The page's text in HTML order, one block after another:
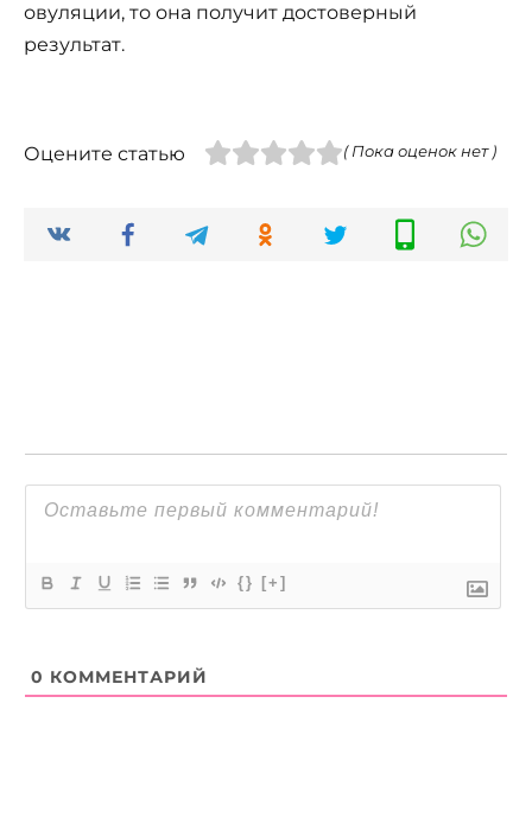
овуляции, то она получит достоверный
результат.
Оцените статью ( Пока оценок нет )
{} [+]
0 КОММЕНТАРИЙ